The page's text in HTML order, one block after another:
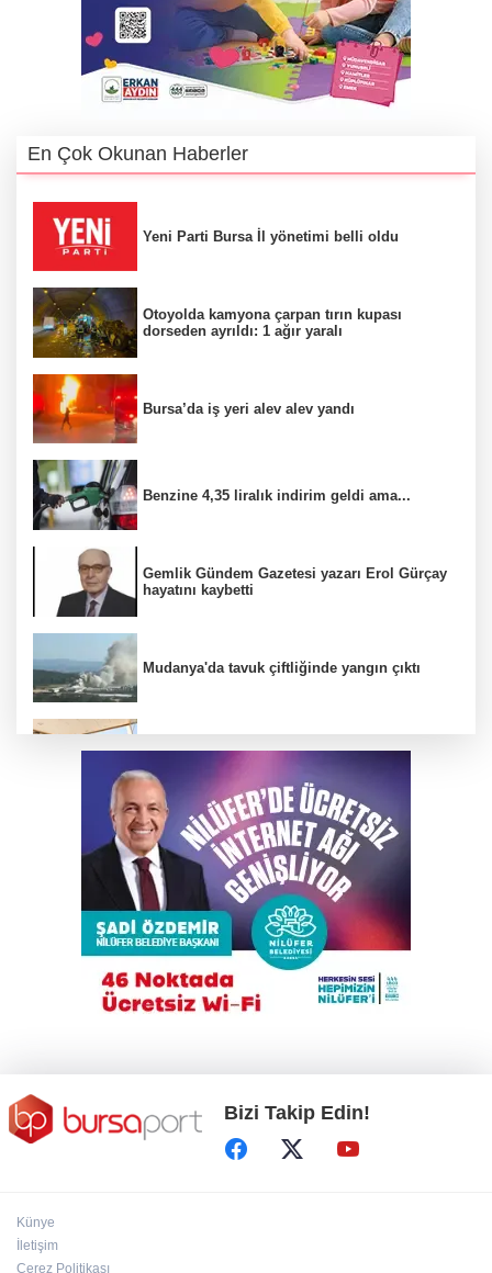
En Çok Okunan Haberler
Yeni Parti Bursa İl yönetimi belli oldu
Otoyolda kamyona çarpan tırın kupası
dorseden ayrıldı: 1 ağır yaralı
Bursa’da iş yeri alev alev yandı
Benzine 4,35 liralık indirim geldi ama...
Gemlik Gündem Gazetesi yazarı Erol Gürçay
hayatını kaybetti
Mudanya'da tavuk çiftliğinde yangın çıktı
Elini spiral makinesine kaptırdı
Suikast timinin son firarisinden kan
donduran ifadeler
Trump İran'la anlaşmadan yana; Ülkeyi taş
devrine döndürmekten söz ediyordu!
Alkollü sürücü karıştığı kazayı unuttu,
ortalığı ayağa kaldırdı!
Bizi Takip Edin!
Künye
İletişim
Çerez Politikası